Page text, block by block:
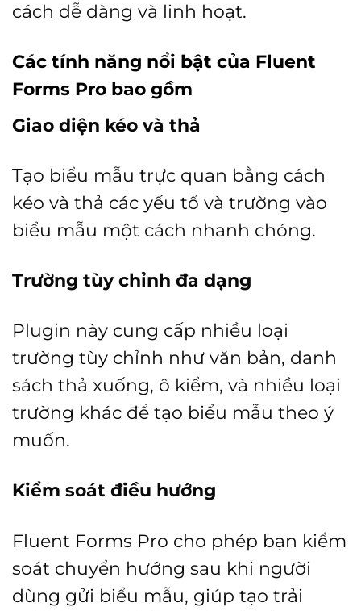
cách dễ dàng và linh hoạt.
Các tính năng nổi bật của Fluent
Forms Pro bao gồm
Giao diện kéo và thả
Tạo biểu mẫu trực quan bằng cách
kéo và thả các yếu tố và trường vào
biểu mẫu một cách nhanh chóng.
Trường tùy chỉnh đa dạng
Plugin này cung cấp nhiều loại
trường tùy chỉnh như văn bản, danh
sách thả xuống, ô kiểm, và nhiều loại
trường khác để tạo biểu mẫu theo ý
muốn.
Kiểm soát điều hướng
Fluent Forms Pro cho phép bạn kiểm
soát chuyển hướng sau khi người
dùng gửi biểu mẫu, giúp tạo trải